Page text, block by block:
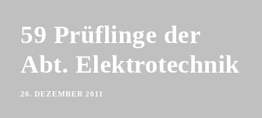
59 Prüflinge der
Abt. Elektrotechnik
26. DEZEMBER 2011